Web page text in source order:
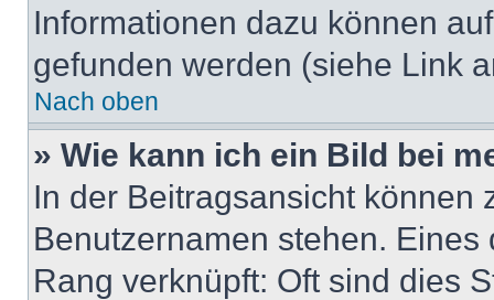
Informationen dazu können
gefunden werden (siehe Link
Nach oben
» Wie kann ich ein Bild bei
In der Beitragsansicht können
Benutzernamen stehen.
Rang verknüpft: Oft sind dies